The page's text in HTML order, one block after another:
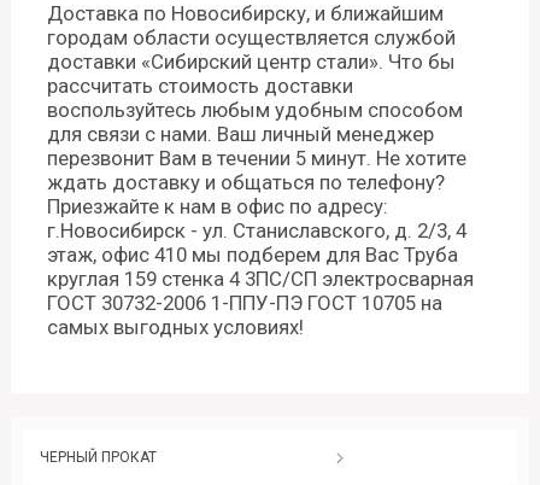
Доставка по Новосибирску, и ближайшим
городам области осуществляется службой
доставки «Сибирский центр стали». Что бы
рассчитать стоимость доставки
воспользуйтесь любым удобным способом
для связи с нами. Ваш личный менеджер
перезвонит Вам в течении 5 минут. Не хотите
ждать доставку и общаться по телефону?
Приезжайте к нам в офис по адресу:
г.Новосибирск - ул. Станиславского, д. 2/3, 4
этаж, офис 410 мы подберем для Вас Труба
круглая 159 стенка 4 3ПС/СП электросварная
ГОСТ 30732-2006 1-ППУ-ПЭ ГОСТ 10705 на
самых выгодных условиях!
ЧЕРНЫЙ ПРОКАТ